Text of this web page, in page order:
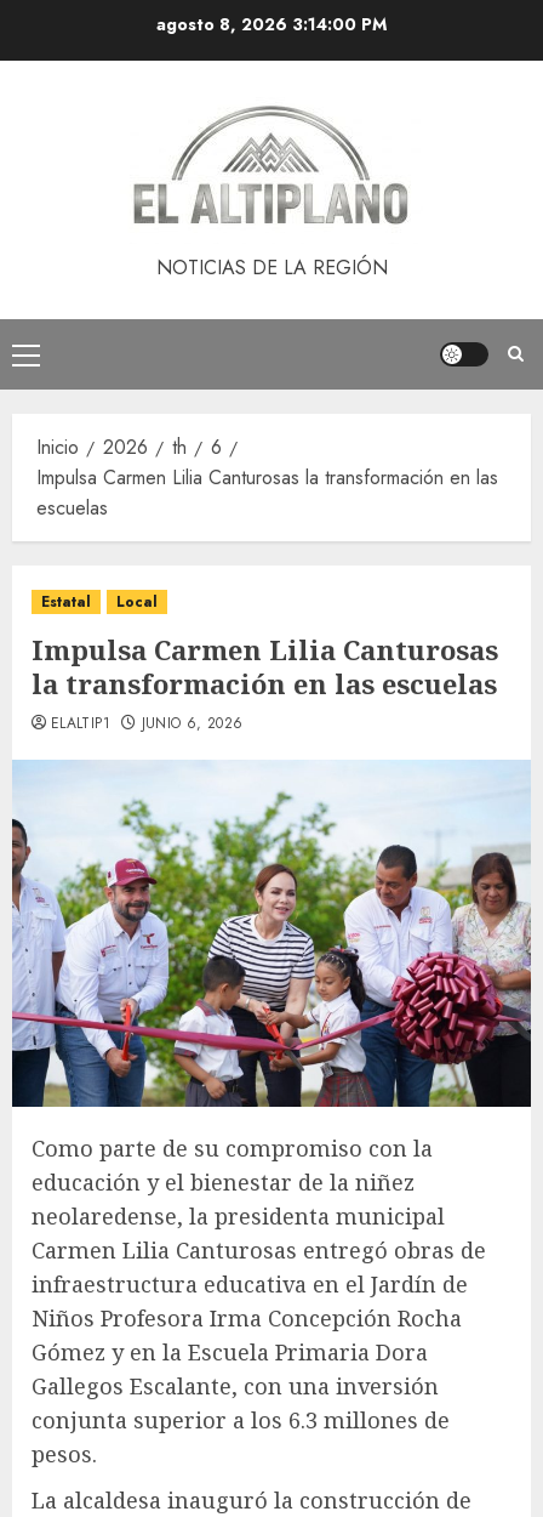
agosto 8, 20263:14:01 PM
NOTICIAS DE LA REGIÓN
Menú
principal
Inicio 2026 th
6
Impulsa Carmen Lilia Canturosas la transformación en las
escuelas
Estatal Local
Impulsa Carmen Lilia Canturosas
la transformación en las escuelas
ELALTIP1 JUNIO 6, 2026
Como parte de su compromiso con la
educación y el bienestar de la niñez
neolaredense, la presidenta municipal
Carmen Lilia Canturosas entregó obras de
infraestructura educativa en el Jardín de
Niños Profesora Irma Concepción Rocha
Gómez y en la Escuela Primaria Dora
Gallegos Escalante, con una inversión
conjunta superior a los 6.3 millones de
pesos.
La alcaldesa inauguró la construcción de